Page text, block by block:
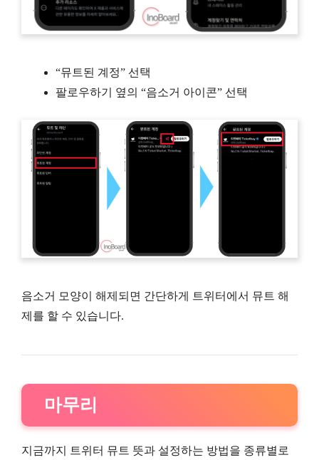
“뮤트된 계정” 선택
팔로우하기 옆의 “음소거 아이콘” 선택
음소거 모양이 해제되면 간단하게 트위터에서 뮤트 해
제를 할 수 있습니다.
마무리
지금까지 트위터 뮤트 뜻과 설정하는 방법을 종류별로